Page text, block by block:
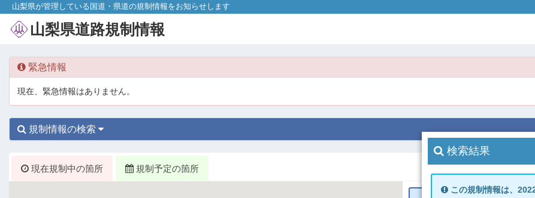
山梨県が管理している国道・県道の規制情報をお知らせします
山梨県道路規制情報
現在規制中の路線一覧へ
検索フォームへ
緊急情報
現在、緊急情報はありません。
規制情報の検索
現在規制中の箇所 規制予定の箇所
検索結果
この規制情報は、